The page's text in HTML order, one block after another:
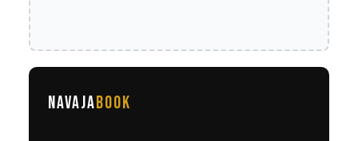
NAVAJABOOK